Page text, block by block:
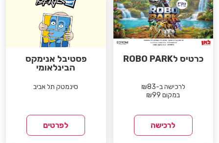
כרטיס לROBO PARK
לרכישה ב-₪83
במקום ₪99
לרכישה
פסטיבל אנימקס
הבינלאומי
סינמטק תל אביב
לפרטים